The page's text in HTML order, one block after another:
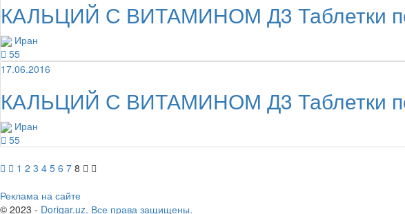
КАЛЬЦИЙ С ВИТАМИНОМ Д3 Таблетки
Иран
55
17.06.2016
КАЛЬЦИЙ С ВИТАМИНОМ Д3 Таблетки
Иран
55
1 2 3 4 5 6 7 8
Реклама на сайте
© 2023 - Dorigar.uz. Все права защищены.